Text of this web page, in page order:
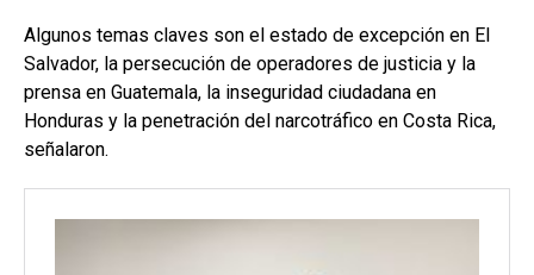
Algunos temas claves son el estado de excepción en El
Salvador, la persecución de operadores de justicia y la
prensa en Guatemala, la inseguridad ciudadana en
Honduras y la penetración del narcotráfico en Costa Rica,
señalaron.